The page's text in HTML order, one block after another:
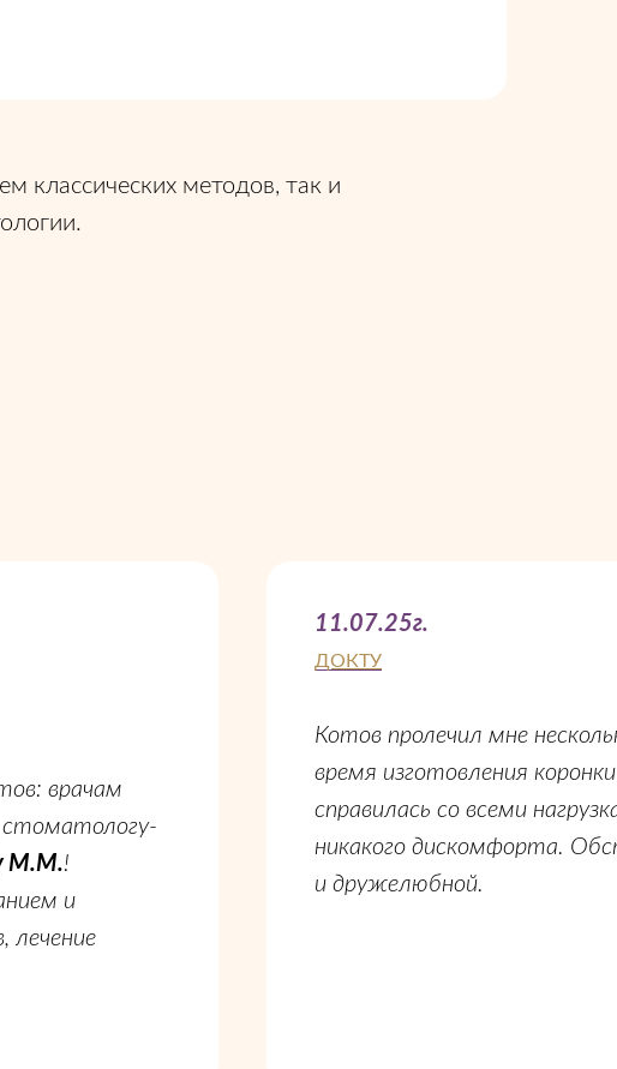
классических методов, так и
врачам
М.М.!
и
лечение
11.07.25г.
ДОКТУ
Котов пролечил мне
время изготовления
справилась со всеми
никакого дискомфорта.
и дружелюбной.